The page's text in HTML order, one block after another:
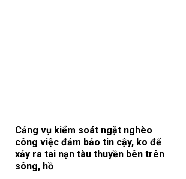
Cảng vụ kiểm soát ngặt nghèo
công việc đảm bảo tin cậy, ko để
xảy ra tai nạn tàu thuyền bên trên
sông, hồ